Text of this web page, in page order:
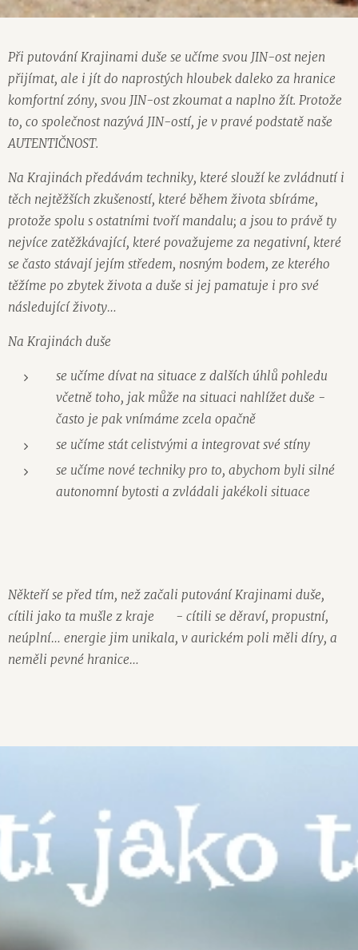
Při putování Krajinami duše se učíme svou JIN-ost nejen
přijímat, ale i jít do naprostých hloubek daleko za hranice
komfortní zóny, svou JIN-ost zkoumat a naplno žít. Protože
to, co společnost nazývá JIN-ostí, je v pravé podstatě naše
AUTENTIČNOST.
Na Krajinách předávám techniky, které slouží ke zvládnutí i
těch nejtěžších zkušeností, které během života sbíráme,
protože spolu s ostatními tvoří mandalu; a jsou to právě ty
nejvíce zatěžkávající, které považujeme za negativní, které
se často stávají jejím středem, nosným bodem, ze kterého
těžíme po zbytek života a duše si jej pamatuje i pro své
následující životy…
Na Krajinách duše
se učíme dívat na situace z dalších úhlů pohledu
včetně toho, jak může na situaci nahlížet duše -
často je pak vnímáme zcela opačně
se učíme stát celistvými a integrovat své stíny
se učíme nové techniky pro to, abychom byli silné
autonomní bytosti a zvládali jakékoli situace
Někteří se před tím, než začali putování Krajinami duše,
cítili jako ta mušle z kraje
- cítili se děraví, propustní,
neúplní… energie jim unikala, v aurickém poli měli díry, a
neměli pevné hranice…